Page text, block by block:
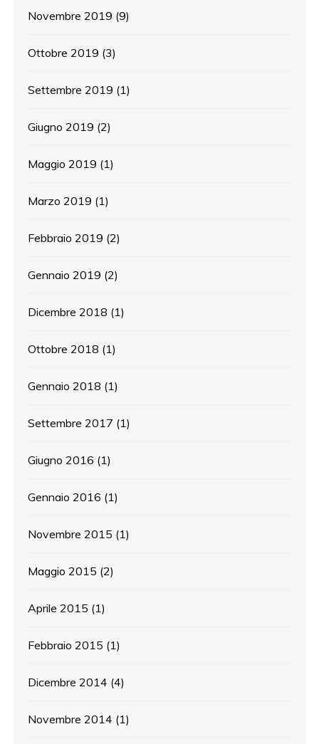
Novembre 2019 (9)
Ottobre 2019 (3)
Settembre 2019 (1)
Giugno 2019 (2)
Maggio 2019 (1)
Marzo 2019 (1)
Febbraio 2019 (2)
Gennaio 2019 (2)
Dicembre 2018 (1)
Ottobre 2018 (1)
Gennaio 2018 (1)
Settembre 2017 (1)
Giugno 2016 (1)
Gennaio 2016 (1)
Novembre 2015 (1)
Maggio 2015 (2)
Aprile 2015 (1)
Febbraio 2015 (1)
Dicembre 2014 (4)
Novembre 2014 (1)